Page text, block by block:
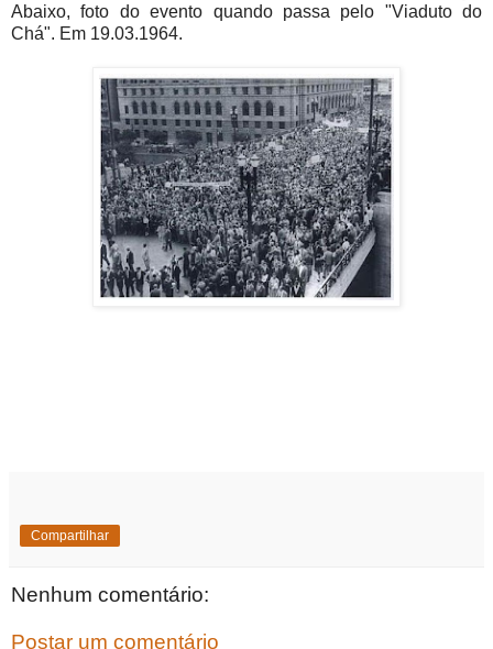
Abaixo, foto do evento quando passa pelo "Viaduto do
Chá". Em 19.03.1964.
Compartilhar
Nenhum comentário:
Postar um comentário